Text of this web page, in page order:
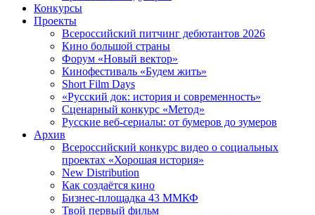
Конкурсы
Проекты
Всероссийский питчинг дебютантов 2026
Кино большой страны
Форум «Новый вектор»
Кинофестиваль «Будем жить»
Short Film Days
«Русский док: история и современность»
Сценарный конкурс «Метод»
Русские веб-сериалы: от бумеров до зумеров
Архив
Всероссийский конкурс видео о социальных
проектах «Хорошая история»
New Distribution
Как создаётся кино
Бизнес-площадка 43 ММКФ
Твой первый фильм